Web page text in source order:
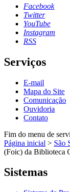
Facebook
Twitter
YouTube
Instagram
RSS
Serviços
E-mail
Mapa do Site
Comunicação
Ouvidoria
Contato
Fim do menu de
Página inicial > São
(Foic) da Biblioteca
Sistemas